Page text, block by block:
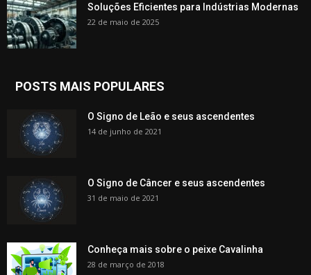
Soluções Eficientes para Indústrias Modernas
22 de maio de 2025
POSTS MAIS POPULARES
O Signo de Leão e seus ascendentes
14 de junho de 2021
O Signo de Câncer e seus ascendentes
31 de maio de 2021
Conheça mais sobre o peixe Cavalinha
28 de março de 2018